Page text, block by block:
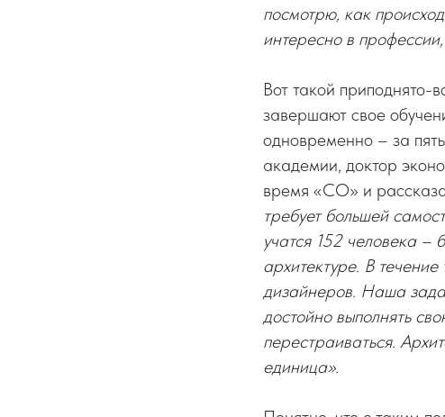
посмотрю, как
интересно в
Вот такой приподнято-
завершают свое
одновременно – за
академии, доктор
время «СО» и
требует большей
учатся 152 человека –
архитектуре. В
дизайнеров. Наша
достойно выполнять
перестраиваться.
единица».